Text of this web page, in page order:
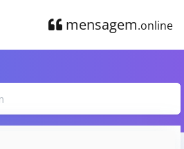
mensagem.online